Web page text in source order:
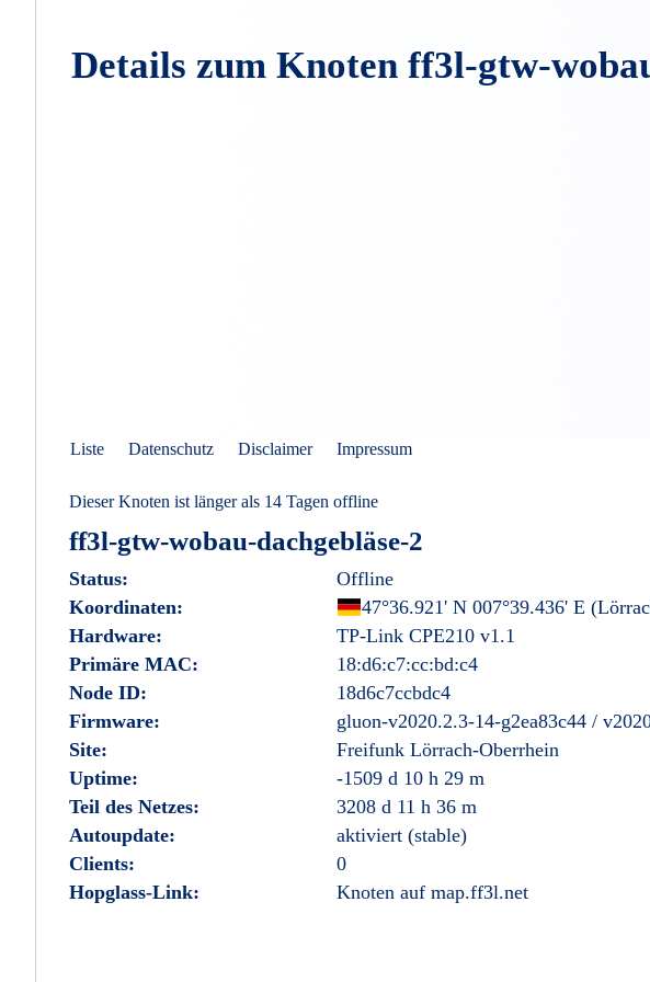
Details zum Knoten ff3l-gtw-
Liste Datenschutz Disclaimer Impressum
Dieser Knoten ist länger als 14 Tagen offline
ff3l-gtw-wobau-dachgebläse-2
Status:
Offline
Koordinaten:
47°36.921' N 007°39.436' E
Deutschland
Hardware:
TP-Link CPE210 v1.1
Primäre MAC:
18:d6:c7:cc:bd:c4
Node ID:
18d6c7ccbdc4
Firmware:
gluon-v2020.2.3-14-g2ea83c44 /
Site:
Freifunk Lörrach-Oberrhein
Uptime:
-1509 d 10 h 29 m
Teil des Netzes:
3208 d 11 h 36 m
Autoupdate:
aktiviert (stable)
Clients:
0
Hopglass-Link:
Knoten auf map.ff3l.net